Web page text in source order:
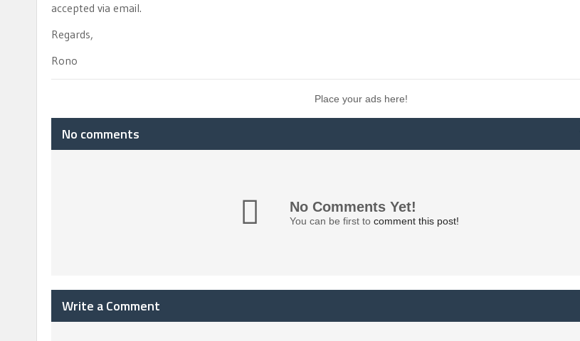
accepted via email.
Regards,
Rono
Place your ads here!
No comments
No Comments Yet!
You can be first to comment this post!
Write a Comment